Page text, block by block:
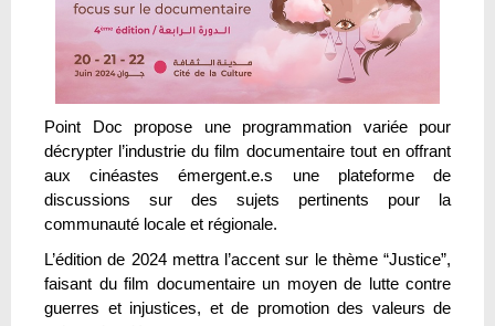
Point Doc propose une programmation variée pour
décrypter l’industrie du film documentaire tout en offrant
aux cinéastes émergent.e.s une plateforme de
discussions sur des sujets pertinents pour la
communauté locale et régionale.
L’édition de 2024 mettra l’accent sur le thème “Justice”,
faisant du film documentaire un moyen de lutte contre
guerres et injustices, et de promotion des valeurs de